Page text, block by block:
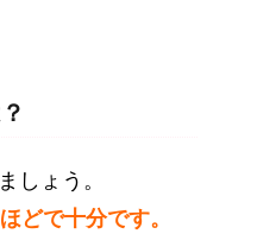
しょう。
どで十分です。